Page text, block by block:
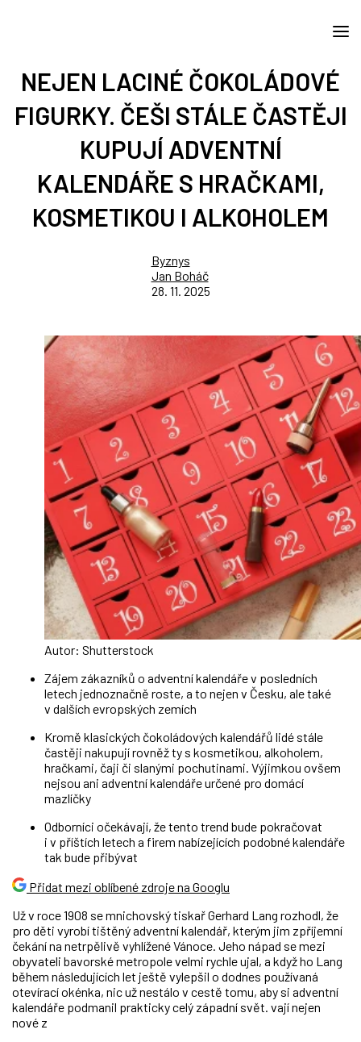
NEJEN LACINÉ ČOKOLÁDOVÉ
FIGURKY. ČEŠI STÁLE ČASTĚJI
KUPUJÍ ADVENTNÍ
KALENDÁŘE S HRAČKAMI,
KOSMETIKOU I ALKOHOLEM
Byznys
Jan Boháč
28. 11. 2025
Autor: Shutterstock
Zájem zákazníků o adventní kalendáře v posledních
letech jednoznačně roste, a to nejen v Česku, ale také
v dalších evropských zemích
Kromě klasických čokoládových kalendářů lidé stále
častěji nakupují rovněž ty s kosmetikou, alkoholem,
hračkami, čaji či slanými pochutinami. Výjimkou ovšem
nejsou ani adventní kalendáře určené pro domácí
mazlíčky
Odborníci očekávají, že tento trend bude pokračovat
i v příštích letech a firem nabízejících podobné kalendáře
tak bude přibývat
Přidat mezi oblíbené zdroje na Googlu
Už v roce 1908 se mnichovský tiskař Gerhard Lang rozhodl, že
pro děti vyrobí tištěný adventní kalendář, kterým jim zpříjemní
čekání na netrpělivě vyhlížené Vánoce. Jeho nápad se mezi
obyvateli bavorské metropole velmi rychle ujal, a když ho Lang
během následujících let ještě vylepšil o dodnes používaná
otevírací okénka, nic už nestálo v cestě tomu, aby si adventní
kalendáře podmanil prakticky celý západní svět. vají nejen
nové z